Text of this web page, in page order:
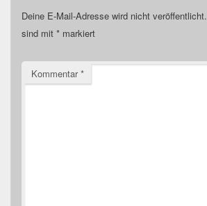
Deine E-Mail-Adresse wird nicht veröffentlicht.
sind mit * markiert
Kommentar*